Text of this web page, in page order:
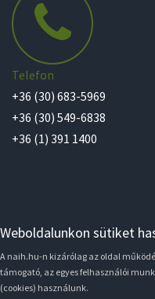
Telefon
+36 (30) 683-5969
+36 (30) 549-6838
+36 (1) 391 1400
Weboldalunkon sütiket
A naih.hu-n kizárólag az oldal
támogató, az egyes felhasználói
(cookies) használunk.